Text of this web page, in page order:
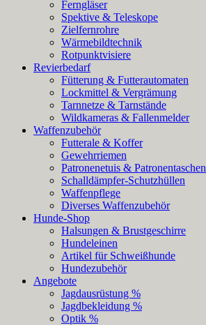
Ferngläser
Spektive & Teleskope
Zielfernrohre
Wärmebildtechnik
Rotpunktvisiere
Revierbedarf
Fütterung & Futterautomaten
Lockmittel & Vergrämung
Tarnnetze & Tarnstände
Wildkameras & Fallenmelder
Waffenzubehör
Futterale & Koffer
Gewehrriemen
Patronenetuis & Patronentaschen
Schalldämpfer-Schutzhüllen
Waffenpflege
Diverses Waffenzubehör
Hunde-Shop
Halsungen & Brustgeschirre
Hundeleinen
Artikel für Schweißhunde
Hundezubehör
Angebote
Jagdausrüstung %
Jagdbekleidung %
Optik %